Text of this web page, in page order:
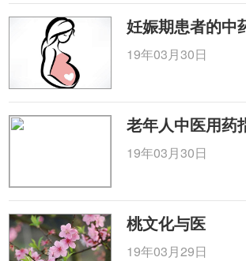
妊娠期患者的中
19年03月30日
老年人中医用药
19年03月30日
桃文化与医
19年03月29日